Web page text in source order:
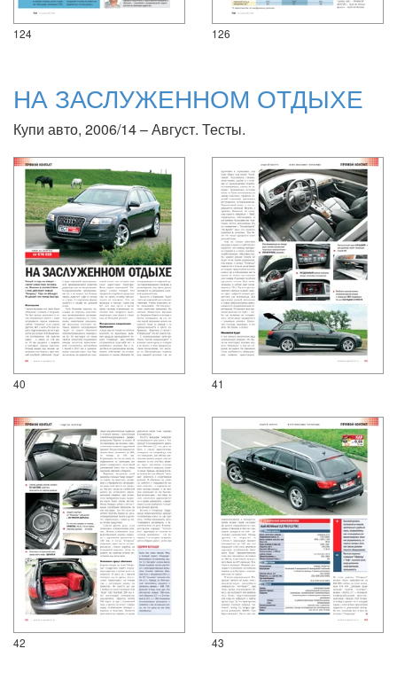
124 126
НА ЗАСЛУЖЕННОМ ОТДЫХЕ
Купи авто, 2006/14 – Август. Тесты.
40 41
42 43